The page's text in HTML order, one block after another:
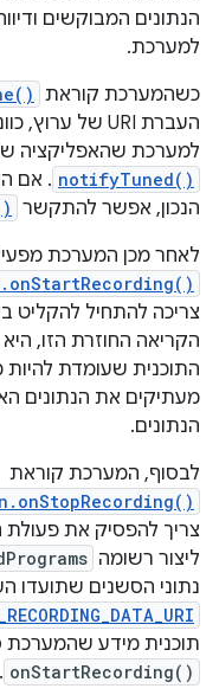
הנתונים המבוקשים
למערכת.
כשהמערכת קוראת
למערכת שהאפליקציה
notifyTuned() . אם
הנכון, אפשר להתקשר
לאחר מכן המערכת
צריכה להתחיל להקליט
התוכנית שעומדת
מעתיקים את הנתונים
הנתונים.
לבסוף, המערכת קוראת
צריך להפסיק את פעולת
ליצור רשומה
נתוני הסשנים שתועדו
תוכנית מידע שהמערכת
onStartRecording()
.